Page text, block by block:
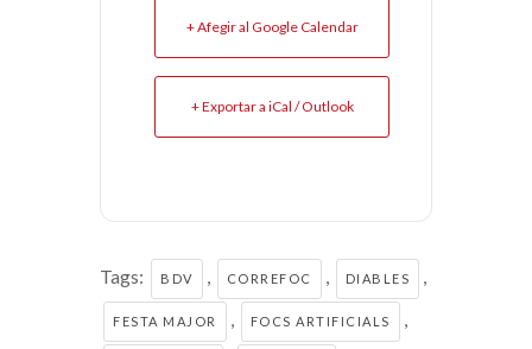
+ Afegir al Google Calendar
+ Exportar a iCal / Outlook
Tags: BDV , CORREFOC , DIABLES ,
FESTA MAJOR , FOCS ARTIFICIALS ,